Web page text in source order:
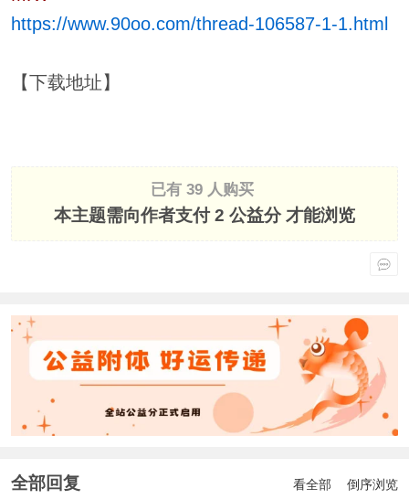
https://www.90oo.com/thread-106587-1-1.html
【下载地址】
已有 39 人购买
本主题需向作者支付2 公益分才能浏览
全部回复 看全部 倒序浏览